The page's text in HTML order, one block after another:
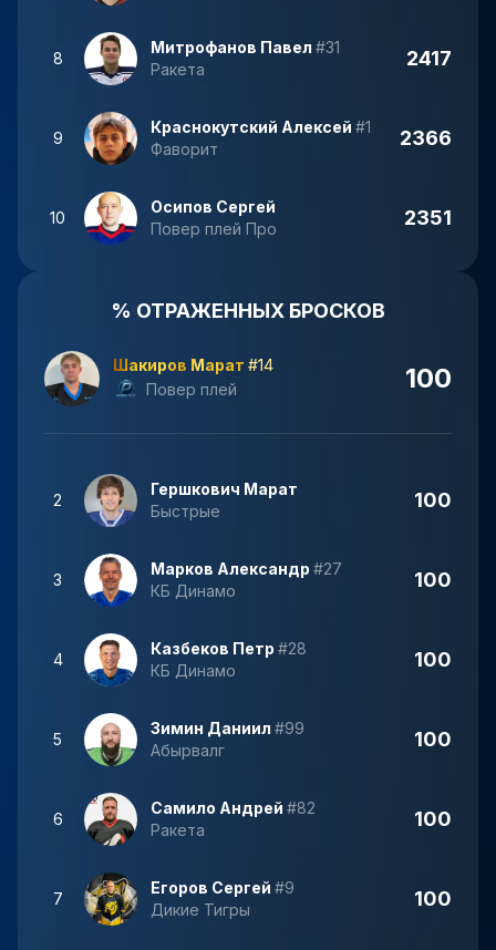
8
Митрофанов Павел #31
Ракета
2417
9
Краснокутский Алексей #1
Фаворит
2366
10
Осипов Сергей
Повер плей Про
2351
% ОТРАЖЕННЫХ БРОСКОВ
Шакиров Марат #14
Повер плей
100
2
Гершкович Марат
Быстрые
100
3
Марков Александр #27
КБ Динамо
100
4
Казбеков Петр #28
КБ Динамо
100
5
Зимин Даниил #99
Абырвалг
100
6
Самило Андрей #82
Ракета
100
7
Егоров Сергей #9
Дикие Тигры
100